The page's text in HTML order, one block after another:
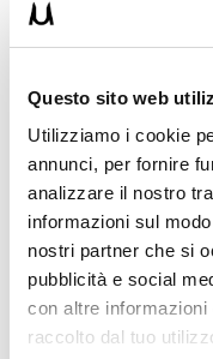
Questo sito web
Utilizziamo i cookie
annunci, per fornire
analizzare il nostro
informazioni sul
nostri partner che si
pubblicità e social
con altre
raccolto dal tuo